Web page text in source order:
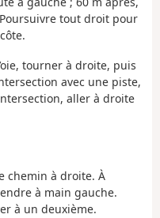
tout droit pour
tourner à droite, puis
avec une piste,
aller à droite
chemin à droite. À
à main gauche.
à un deuxième.